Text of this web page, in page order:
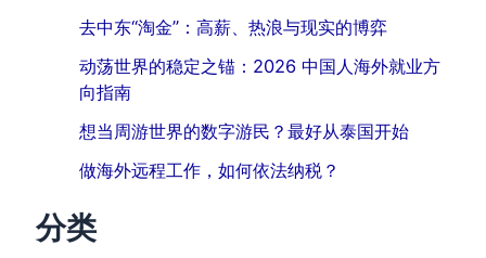
去中东“淘金”：高薪、热浪与现实的博弈
动荡世界的稳定之锚：2026 中国人海外就业方
向指南
想当周游世界的数字游民？最好从泰国开始
做海外远程工作，如何依法纳税？
分类